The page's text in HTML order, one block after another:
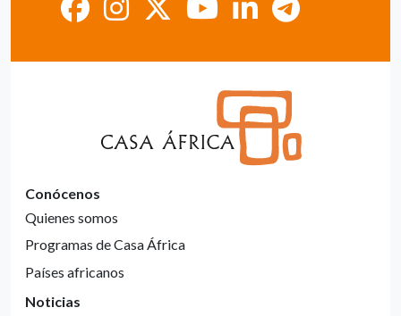
Conócenos
Quienes somos
Programas de Casa África
Países africanos
Noticias